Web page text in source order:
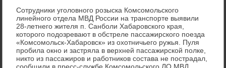
Сотрудники уголовного розыска Комсомольского
линейного отдела МВД России на транспорте выявили
28-летнего жителя п. Санболи Хабаровского края,
которого подозревают в обстреле пассажирского поезда
«Комсомольск-Хабаровск» из охотничьего ружья. Пуля
пробила окно и застряла в верхней пассажирской полке,
никто из пассажиров и работников состава не пострадал,